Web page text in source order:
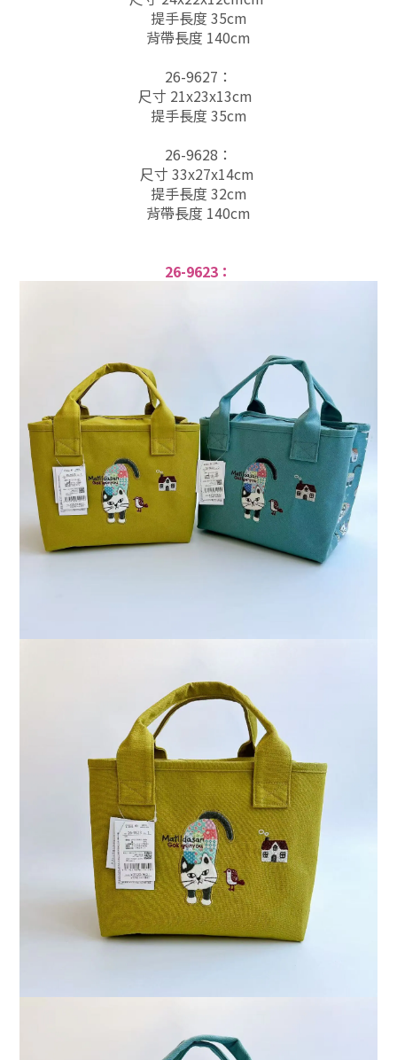
提手長度 35cm
背帶長度 140cm
26-9627 ：
尺寸 21x23x13cm
提手長度 35cm
26-9628 ：
尺寸 33x27x14cm
提手長度 32cm
背帶長度 140cm
26-9623：